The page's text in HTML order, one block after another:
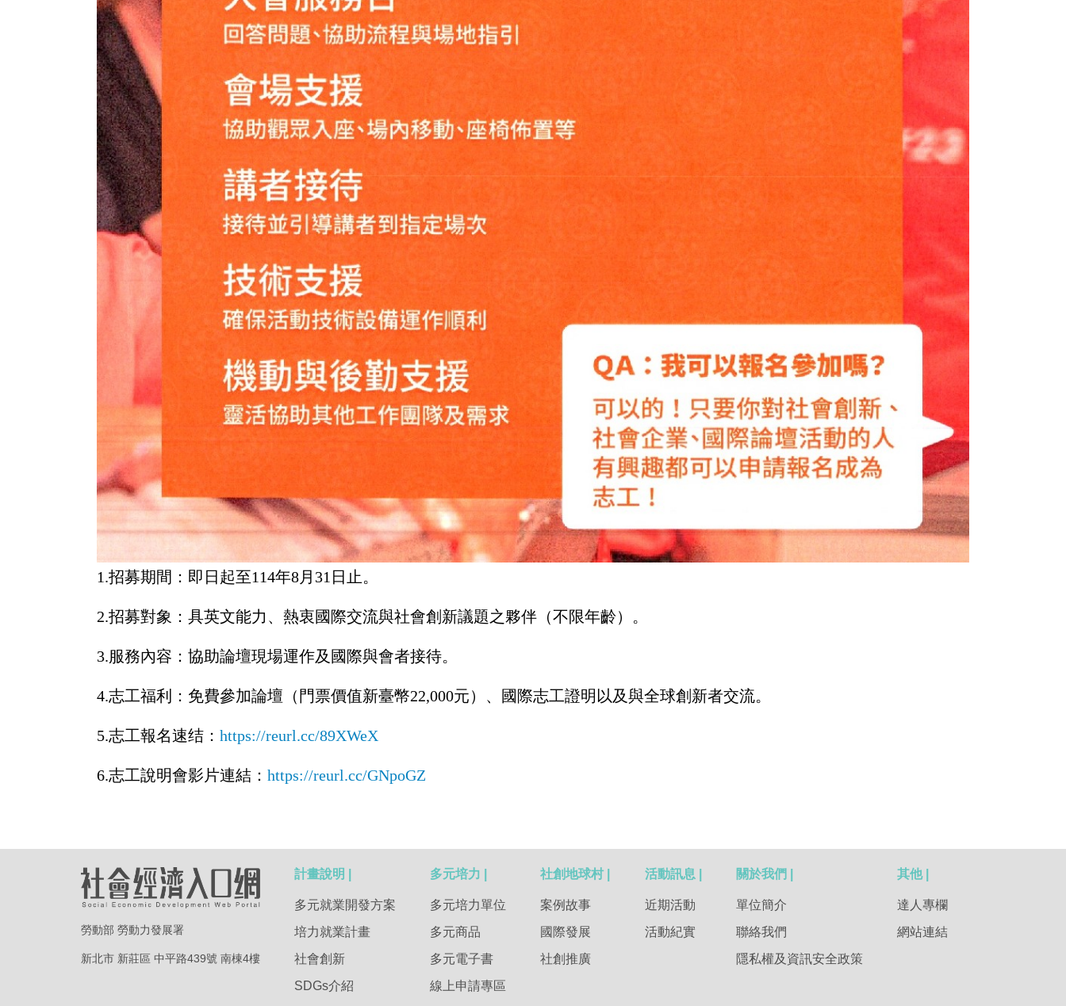
1.招募期間：即日起至114年8月31日止。
2.招募對象：具英文能力、熱衷國際交流與社會創新議題之夥伴（不限年齡）。
3.服務內容：協助論壇現場運作及國際與會者接待。
4.志工福利：免費參加論壇（門票價值新臺幣22,000元）、國際志工證明以及與全球創新者交流。
5.志工報名速结： https://reurl.cc/89XWeX
6.志工說明會影片連結： https://reurl.cc/GNpoGZ
勞動部 勞動力發展署
新北市 新莊區 中平路439號 南棟4樓
計畫說明 |
多元就業開發方案
培力就業計畫
社會創新
SDGs介紹
多元培力 |
多元培力單位
多元商品
多元電子書
線上申請專區
社創地球村 |
案例故事
國際發展
社創推廣
活動訊息 |
近期活動
活動紀實
關於我們 |
單位簡介
聯絡我們
隱私權及資訊安全政策
其他 |
達人專欄
網站連結